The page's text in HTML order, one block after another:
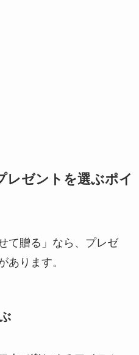
レゼントを選ぶポイ
て贈る」なら、プレゼ
あります。